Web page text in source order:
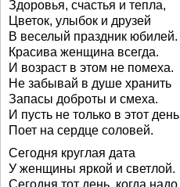
Здоровья, счастья и тепла,
Цветок, улыбок и друзей
В веселый праздник юбилей.
Красива женщина всегда.
И возраст в этом не помеха.
Не забывай в душе хранить
Запасы доброты и смеха.
И пусть не только в этот день
Поет на сердце соловей.
Сегодня круглая дата
У женщины яркой и светлой.
Сегодня тот день, когда надо